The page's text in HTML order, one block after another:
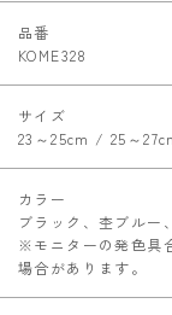
品番
KOME328
サイズ
23～25cm / 25～
カラー
ブラック、杢ブルー
※モニターの発色具
場合があります。